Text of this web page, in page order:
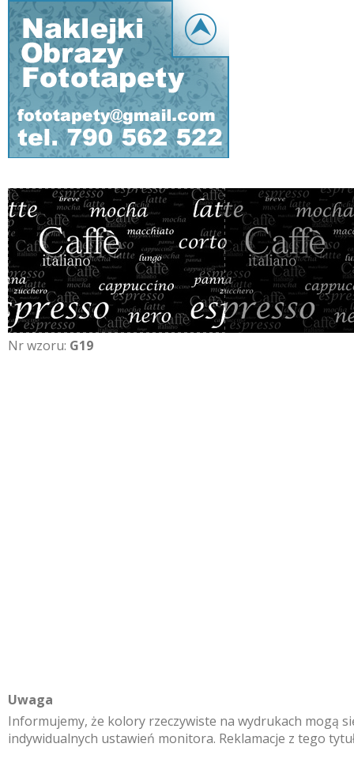
Nr wzoru: G19
Uwaga
Informujemy, że kolory rzeczywiste na wydrukach mogą
indywidualnych ustawień monitora. Reklamacje z tego